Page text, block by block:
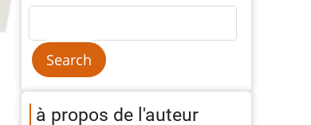
à propos de l'auteur